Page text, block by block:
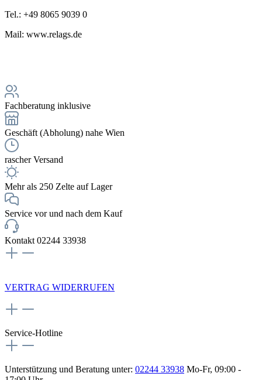
Tel.: +49 8065 9039 0
Mail: www.relags.de
Fachberatung inklusive
Geschäft (Abholung) nahe Wien
rascher Versand
Mehr als 250 Zelte auf Lager
Service vor und nach dem Kauf
Kontakt 02244 33938
VERTRAG WIDERRUFEN
Service-Hotline
Unterstützung und Beratung unter: 02244 33938 Mo-Fr, 09:00 -